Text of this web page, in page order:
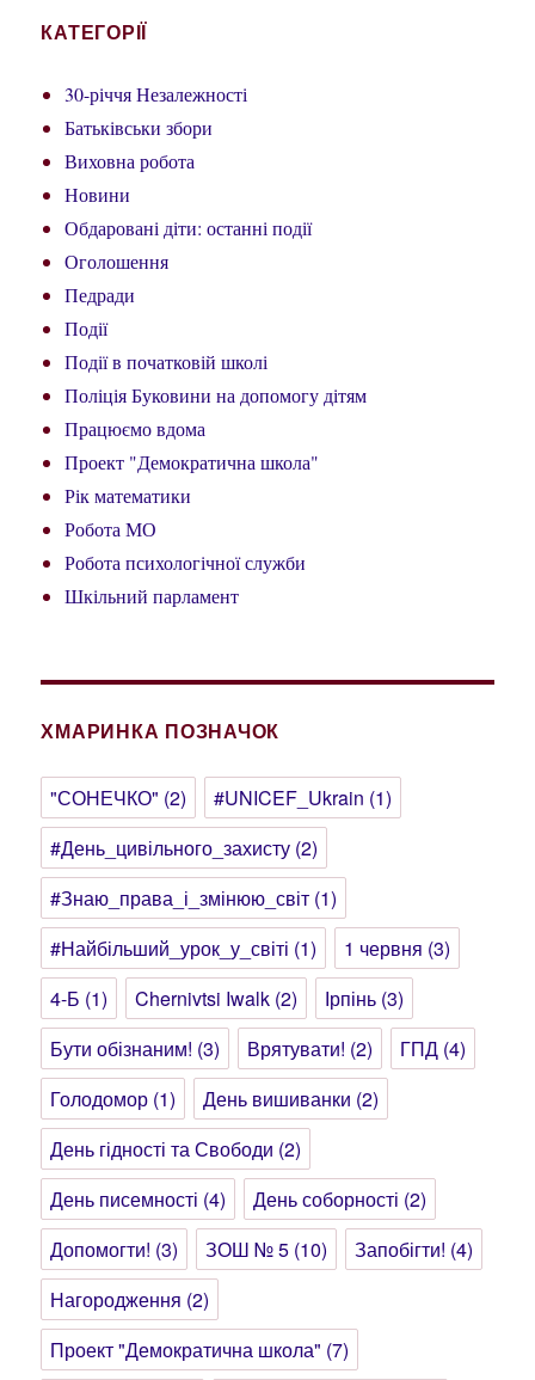
КАТЕГОРІЇ
30-річчя Незалежності
Батьківськи збори
Виховна робота
Новини
Обдаровані діти: останні події
Оголошення
Педради
Події
Події в початковій школі
Поліція Буковини на допомогу дітям
Працюємо вдома
Проект "Демократична школа"
Рік математики
Робота МО
Робота психологічної служби
Шкільний парламент
ХМАРИНКА ПОЗНАЧОК
"СОНЕЧКО" (2) #UNICEF_Ukrain (1)
#День_цивільного_захисту (2)
#Знаю_права_і_змінюю_світ (1)
#Найбільший_урок_у_світі (1) 1 червня (3)
4-Б (1) Chernivtsi Iwalk (2) Ірпінь (3)
Бути обізнаним! (3) Врятувати! (2) ГПД (4)
Голодомор (1) День вишиванки (2)
День гідності та Свободи (2)
День писемності (4) День соборності (2)
Допомогти! (3) ЗОШ № 5 (10) Запобігти! (4)
Нагородження (2)
Проект "Демократична школа" (7)